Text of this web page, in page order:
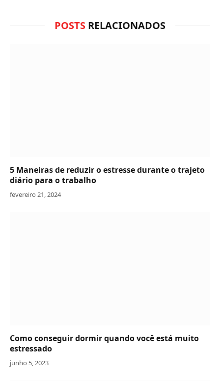
POSTS RELACIONADOS
5 Maneiras de reduzir o estresse durante o trajeto
diário para o trabalho
fevereiro 21, 2024
Como conseguir dormir quando você está muito
estressado
junho 5, 2023